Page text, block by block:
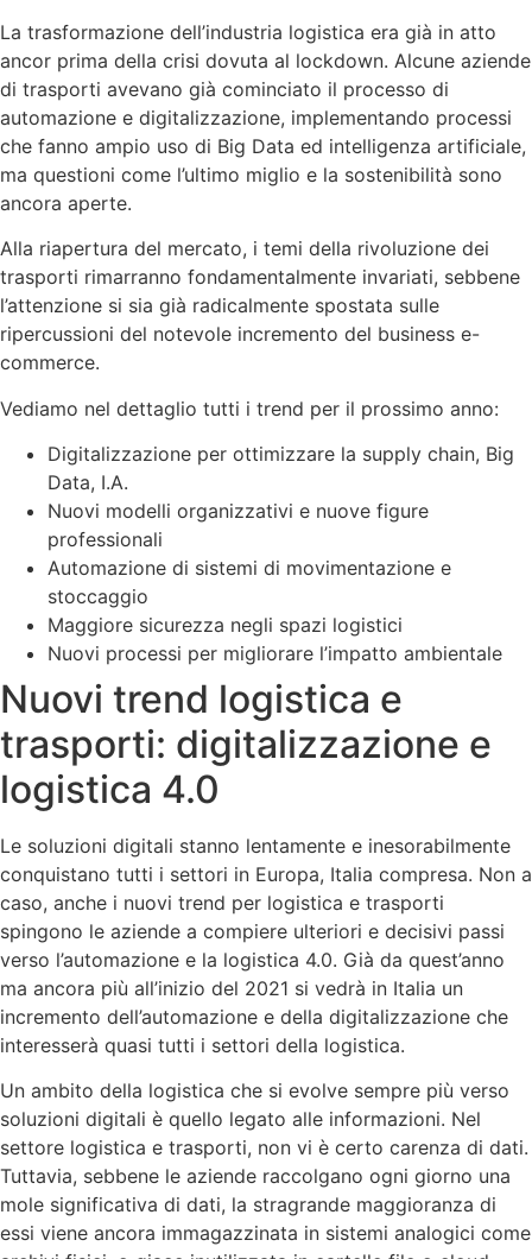
La trasformazione dell’industria logistica era già in atto
ancor prima della crisi dovuta al lockdown. Alcune aziende
di trasporti avevano già cominciato il processo di
automazione e digitalizzazione, implementando processi
che fanno ampio uso di Big Data ed intelligenza artificiale,
ma questioni come l’ultimo miglio e la sostenibilità sono
ancora aperte.
Alla riapertura del mercato, i temi della rivoluzione dei
trasporti rimarranno fondamentalmente invariati, sebbene
l’attenzione si sia già radicalmente spostata sulle
ripercussioni del notevole incremento del business e-
commerce.
Vediamo nel dettaglio tutti i trend per il prossimo anno:
Digitalizzazione per ottimizzare la supply chain, Big
Data, I.A.
Nuovi modelli organizzativi e nuove figure
professionali
Automazione di sistemi di movimentazione e
stoccaggio
Maggiore sicurezza negli spazi logistici
Nuovi processi per migliorare l’impatto ambientale
Nuovi trend logistica e
trasporti: digitalizzazione e
logistica 4.0
Le soluzioni digitali stanno lentamente e inesorabilmente
conquistano tutti i settori in Europa, Italia compresa. Non a
caso, anche i nuovi trend per logistica e trasporti
spingono le aziende a compiere ulteriori e decisivi passi
verso l’automazione e la logistica 4.0. Già da quest’anno
ma ancora più all’inizio del 2021 si vedrà in Italia un
incremento dell’automazione e della digitalizzazione che
interesserà quasi tutti i settori della logistica.
Un ambito della logistica che si evolve sempre più verso
soluzioni digitali è quello legato alle informazioni. Nel
settore logistica e trasporti, non vi è certo carenza di dati.
Tuttavia, sebbene le aziende raccolgano ogni giorno una
mole significativa di dati, la stragrande maggioranza di
essi viene ancora immagazzinata in sistemi analogici come